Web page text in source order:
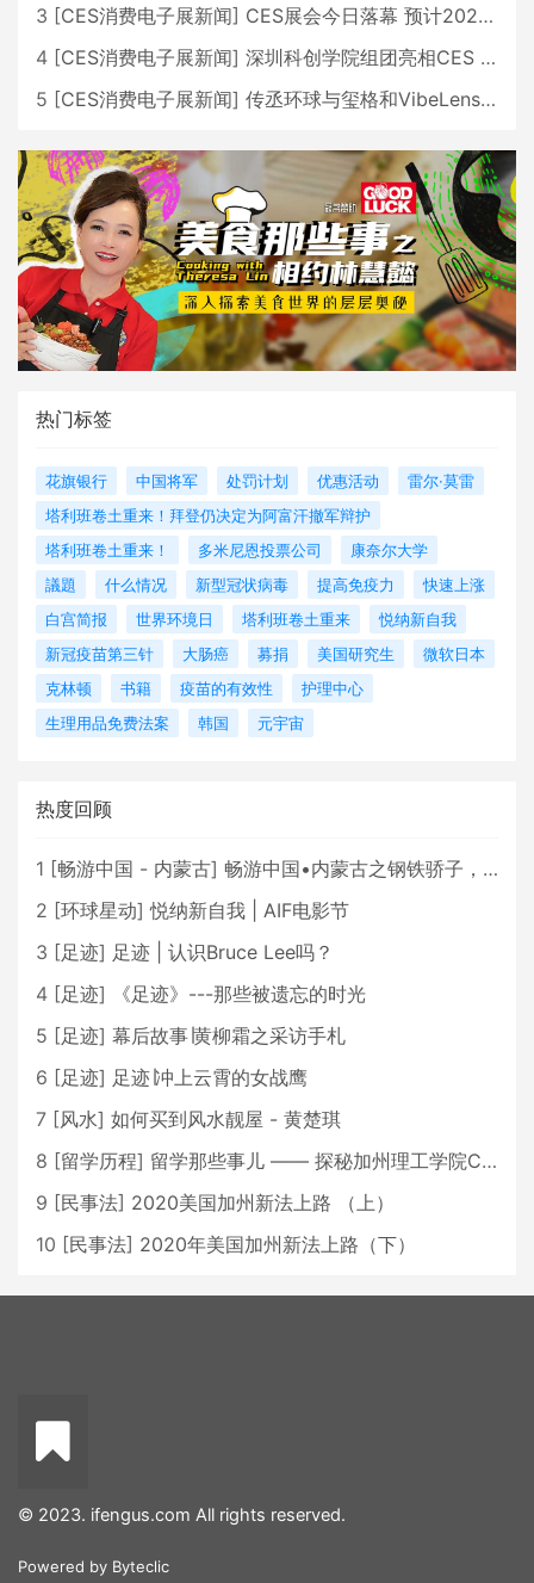
3 [CES消费电子展新闻] CES展会今日落幕 预计2026行业收入将超五千亿美元
4 [CES消费电子展新闻] 深圳科创学院组团亮相CES 广受好评
5 [CES消费电子展新闻] 传丞环球与玺格和VibeLens共同推出全新耳机
热门标签
花旗银行 中国将军 处罚计划 优惠活动
雷尔·莫雷
塔利班卷土重来！拜登仍决定为阿富汗撤军辩护
塔利班卷土重来！
多米尼恩投票公司
康奈尔大学
議題
什么情况 新型冠状病毒 提高免疫力
快速上涨
白宫简报
世界环境日 塔利班卷土重来
悦纳新自我
新冠疫苗第三针
大肠癌 募捐 美国研究生
微软日本
克林顿
书籍 疫苗的有效性
护理中心
生理用品免费法案
韩国 元宇宙
热度回顾
1 [畅游中国 - 内蒙古] 畅游中国•内蒙古之钢铁骄子，魅力包头
2 [环球星动] 悦纳新自我 | AIF电影节
3 [足迹] 足迹 | 认识Bruce Lee吗？
4 [足迹]
《足迹》---那些被遗忘的时光
5 [足迹] 幕后故事∣黄柳霜之采访手札
6 [足迹] 足迹∣冲上云霄的女战鹰
7 [风水] 如何买到风水靓屋 - 黄楚琪
8 [留学历程] 留学那些事儿 —— 探秘加州理工学院Caltech博士生活 [上集]
9 [民事法] 2020美国加州新法上路 （上）
10 [民事法] 2020年美国加州新法上路（下）
© 2023. ifengus.com All rights reserved.
Powered by Byteclic